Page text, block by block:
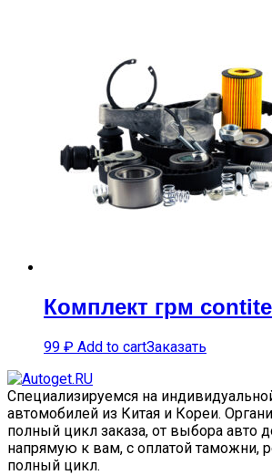
Комплект грм
99 ₽ Add to cartЗаказать
Специализируемся на
автомобилей из Китая и Кореи.
полный цикл заказа, от выбора авто
напрямую к вам, с оплатой таможни,
полный цикл.